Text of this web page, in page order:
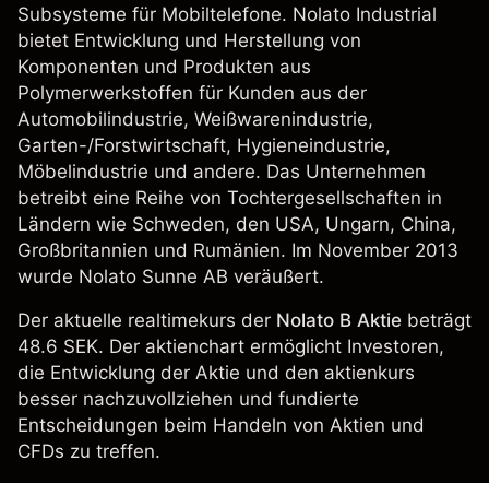
Subsysteme für Mobiltelefone. Nolato Industrial
bietet Entwicklung und Herstellung von
Komponenten und Produkten aus
Polymerwerkstoffen für Kunden aus der
Automobilindustrie, Weißwarenindustrie,
Garten-/Forstwirtschaft, Hygieneindustrie,
Möbelindustrie und andere. Das Unternehmen
betreibt eine Reihe von Tochtergesellschaften in
Ländern wie Schweden, den USA, Ungarn, China,
Großbritannien und Rumänien. Im November 2013
wurde Nolato Sunne AB veräußert.
Der aktuelle realtimekurs der Nolato B Aktie beträgt
48.6 SEK. Der aktienchart ermöglicht Investoren,
die Entwicklung der Aktie und den aktienkurs
besser nachzuvollziehen und fundierte
Entscheidungen beim Handeln von Aktien und
CFDs zu treffen.